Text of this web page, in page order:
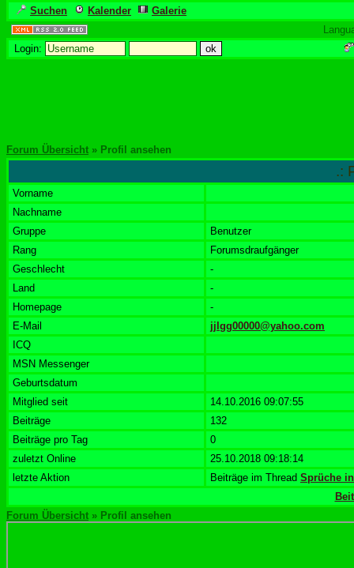
Suchen Kalender
Galerie
Login:
Forum Übersicht » Profil ansehen
.:
Vorname
Nachname
Gruppe
Benutzer
Rang
Forumsdraufgänger
Geschlecht
-
Land
-
Homepage
-
E-Mail
jjlgg00000@yahoo.com
ICQ
MSN Messenger
Geburtsdatum
Mitglied seit
14.10.2016 09:07:55
Beiträge
132
Beiträge pro Tag
0
zuletzt Online
25.10.2018 09:18:14
letzte Aktion
Beiträge im Thread Sprüche
Forum Übersicht » Profil ansehen